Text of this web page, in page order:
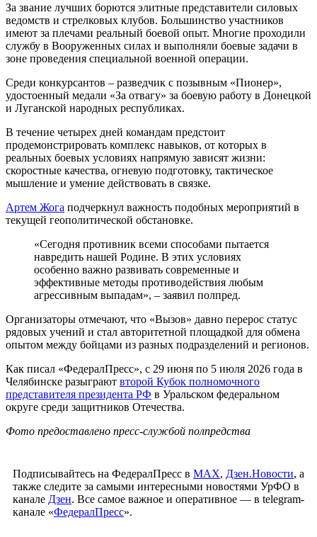
За звание лучших борются элитные представители силовых
ведомств и стрелковых клубов. Большинство участников
имеют за плечами реальный боевой опыт. Многие проходили
службу в Вооруженных силах и выполняли боевые задачи в
зоне проведения специальной военной операции.
Среди конкурсантов – разведчик с позывным «Пионер»,
удостоенный медали «За отвагу» за боевую работу в Донецкой
и Луганской народных республиках.
В течение четырех дней командам предстоит
продемонстрировать комплекс навыков, от которых в
реальных боевых условиях напрямую зависят жизни:
скоростные качества, огневую подготовку, тактическое
мышление и умение действовать в связке.
Артем Жога подчеркнул важность подобных мероприятий в
текущей геополитической обстановке.
«Сегодня противник всеми способами пытается
навредить нашей Родине. В этих условиях
особенно важно развивать современные и
эффективные методы противодействия любым
агрессивным выпадам», – заявил полпред.
Организаторы отмечают, что «Вызов» давно перерос статус
рядовых учений и стал авторитетной площадкой для обмена
опытом между бойцами из разных подразделений и регионов.
Как писал «ФедералПресс», с 29 июня по 5 июля 2026 года в
Челябинске разыграют второй Кубок полномочного
представителя президента РФ в Уральском федеральном
округе среди защитников Отечества.
Фото предоставлено пресс-службой полпредства
Подписывайтесь на ФедералПресс в МАХ, Дзен.Новости, а
также следите за самыми интересными новостями УрФО в
канале Дзен. Все самое важное и оперативное — в telegram-
канале «ФедералПресс».